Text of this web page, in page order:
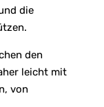
die
den
leicht mit
von